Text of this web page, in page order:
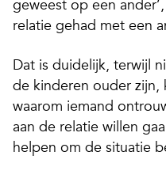
geweest op een
relatie gehad met een
Dat is duidelijk, terwijl
de kinderen ouder zijn,
waarom iemand
aan de relatie willen
helpen om de situatie